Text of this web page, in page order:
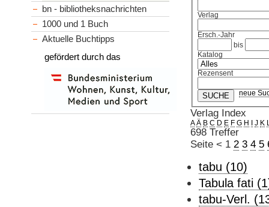
Verlag
Ersch.-Jahr
bis
Katalog
Rezensent
neue
Verlag Index
A Ä B C D E F G H J K
698 Treffer
Seite < 1 2 3 4 5
tabu (10)
Tabula fati
tabu-Verl.
bn - bibliotheksnachrichten
1000 und 1 Buch
Aktuelle Buchtipps
gefördert durch das